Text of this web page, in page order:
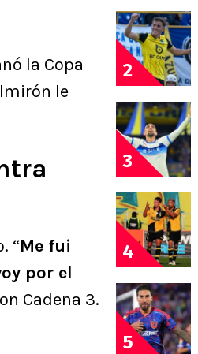
la Copa
le
“Me fui
por el
Cadena 3.
2
3
4
5